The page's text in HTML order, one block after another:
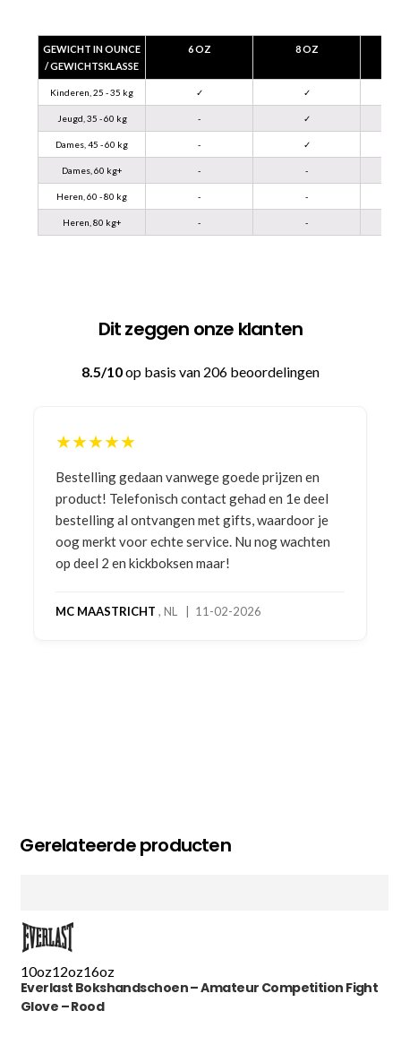
GEWICHT IN OUNCE
/ GEWICHTSKLASSE
6 OZ 8 OZ
Kinderen, 25 - 35 kg ✓ ✓
Jeugd, 35 - 60 kg - ✓
Dames, 45 - 60 kg - ✓
Dames, 60 kg+ - -
Heren, 60 - 80 kg - -
Heren, 80 kg+ - -
Dit zeggen onze klanten
8.5/10op basis van 206 beoordelingen
★★★★★
Bestelling gedaan vanwege goede prijzen en
product! Telefonisch contact gehad en 1e deel
bestelling al ontvangen met gifts, waardoor je
oog merkt voor echte service. Nu nog wachten
op deel 2 en kickboksen maar!
MC MAASTRICHT , NL | 11-02-2026
Gerelateerde producten
10oz12oz16oz
Everlast Bokshandschoen – Amateur Competition Fight
Glove – Rood